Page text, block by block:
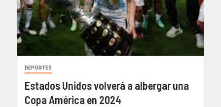
DEPORTES
Estados Unidos volverá a albergar una
Copa América en 2024